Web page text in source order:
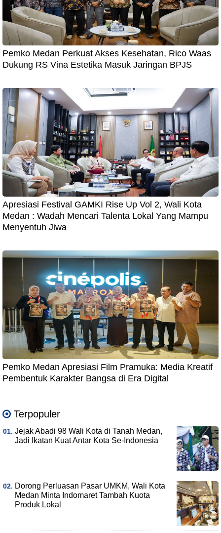
Pemko Medan Perkuat Akses Kesehatan, Rico Waas
Dukung RS Vina Estetika Masuk Jaringan BPJS
Apresiasi Festival GAMKI Rise Up Vol 2, Wali Kota
Medan : Wadah Mencari Talenta Lokal Yang Mampu
Menyentuh Jiwa
Pemko Medan Apresiasi Film Pramuka: Media Kreatif
Pembentuk Karakter Bangsa di Era Digital
Terpopuler
Jejak Abadi 98 Wali Kota di Tanah Medan,
Jadi Ikatan Kuat Antar Kota Se-Indonesia
Dorong Perluasan Pasar UMKM, Wali Kota
Medan Minta Indomaret Tambah Kuota
Produk Lokal